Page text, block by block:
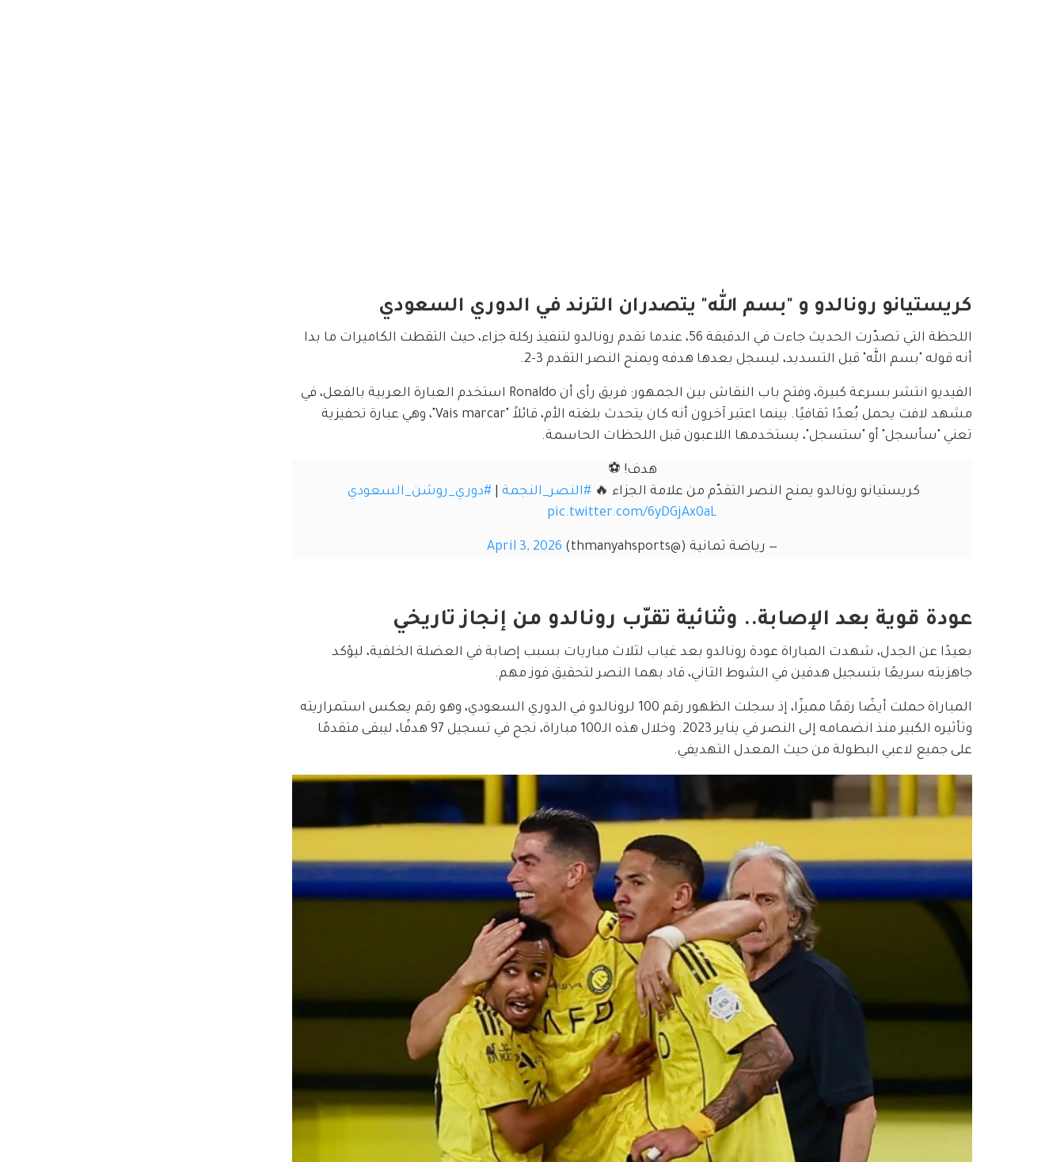
كريستيانو رونالدو و "بسم الله" يتصدران الترند في الدوري السعودي
اللحظة التي تصدّرت الحديث جاءت في الدقيقة 56، عندما تقدم رونالدو لتنفيذ ركلة جزاء، حيث التقطت الكاميرات ما بدا
أنه قوله "بسم الله" قبل التسديد، ليسجل بعدها هدفه ويمنح النصر التقدم 3-2.
الفيديو انتشر بسرعة كبيرة، وفتح باب النقاش بين الجمهور: فريق رأى أن Ronaldo استخدم العبارة العربية بالفعل، في
مشهد لافت يحمل بُعدًا ثقافيًا. بينما اعتبر آخرون أنه كان يتحدث بلغته الأم، قائلاً "Vais marcar"، وهي عبارة تحفيزية
تعني "سأسجل" أو "ستسجل"، يستخدمها اللاعبون قبل اللحظات الحاسمة.
هدف! ⚽️
كريستيانو رونالدو يمنح النصر التقدّم من علامة الجزاء 🔥 #النصر_النجمة
#دوري_روشن_السعودي
pic.twitter.com/6yDGjAx0aL
— رياضة ثمانية (@thmanyahsports) April 3, 2026
عودة قوية بعد الإصابة.. وثنائية تقرّب رونالدو من إنجاز تاريخي
بعيدًا عن الجدل، شهدت المباراة عودة رونالدو بعد غياب لثلاث مباريات بسبب إصابة في العضلة الخلفية، ليؤكد
جاهزيته سريعًا بتسجيل هدفين في الشوط الثاني، قاد بهما النصر لتحقيق فوز مهم.
المباراة حملت أيضًا رقمًا مميزًا، إذ سجلت الظهور رقم 100 لرونالدو في الدوري السعودي، وهو رقم يعكس استمراريته
وتأثيره الكبير منذ انضمامه إلى النصر في يناير 2023. وخلال هذه الـ100 مباراة، نجح في تسجيل 97 هدفًا، ليبقى متقدمًا
على جميع لاعبي البطولة من حيث المعدل التهديفي.